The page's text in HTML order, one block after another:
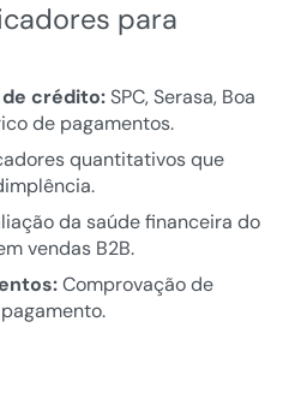
para
crédito:SPC, Serasa, Boa
de pagamentos.
quantitativos que
da saúde financeira do
vendas B2B.
Comprovação de